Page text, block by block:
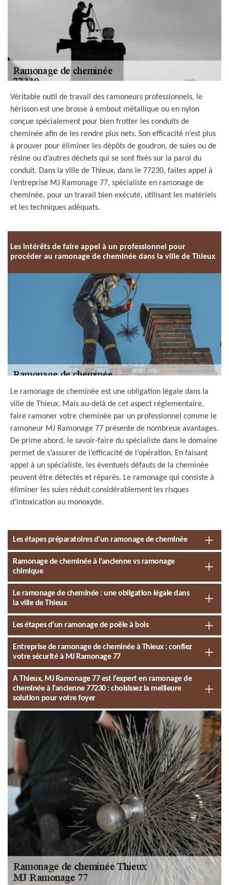
Véritable outil de travail des ramoneurs professionnels, le
hérisson est une brosse à embout métallique ou en nylon
conçue spécialement pour bien frotter les conduits de
cheminée afin de les rendre plus nets. Son efficacité n’est plus
à prouver pour éliminer les dépôts de goudron, de suies ou de
résine ou d’autres déchets qui se sont fixés sur la paroi du
conduit. Dans la ville de Thieux, dans le 77230, faites appel à
l’entreprise MJ Ramonage 77, spécialiste en ramonage de
cheminée, pour un travail bien exécuté, utilisant les matériels
et les techniques adéquats.
Les intérêts de faire appel à un professionnel pour
procéder au ramonage de cheminée dans la ville de Thieux
Le ramonage de cheminée est une obligation légale dans la
ville de Thieux. Mais au-delà de cet aspect réglementaire,
faire ramoner votre cheminée par un professionnel comme le
ramoneur MJ Ramonage 77 présente de nombreux avantages.
De prime abord, le savoir-faire du spécialiste dans le domaine
permet de s’assurer de l’efficacité de l’opération. En faisant
appel à un spécialiste, les éventuels défauts de la cheminée
peuvent être détectés et réparés. Le ramonage qui consiste à
éliminer les suies réduit considérablement les risques
d’intoxication au monoxyde.
Les étapes préparatoires d’un ramonage de cheminée
Ramonage de cheminée à l’ancienne vs ramonage
chimique
Le ramonage de cheminée : une obligation légale dans
la ville de Thieux
Les étapes d’un ramonage de poêle à bois
Entreprise de ramonage de cheminée à Thieux : confiez
votre sécurité à MJ Ramonage 77
A Thieux, MJ Ramonage 77 est l’expert en ramonage de
cheminée à l’ancienne 77230 : choisissez la meilleure
solution pour votre foyer